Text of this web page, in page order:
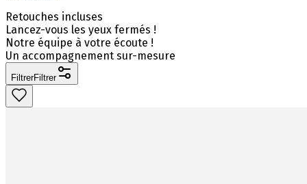
Retouches incluses
Lancez-vous les yeux fermés !
Notre équipe à votre écoute !
Un accompagnement sur-mesure
FiltrerFiltrer